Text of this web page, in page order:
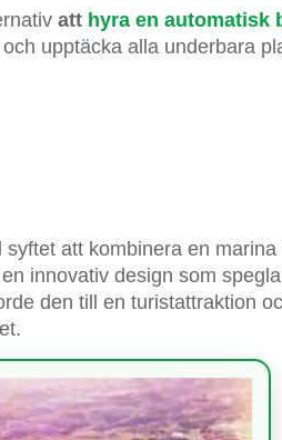
att hyra en automatisk
upptäcka alla underbara
att kombinera en
innovativ design som
den till en turistattraktion